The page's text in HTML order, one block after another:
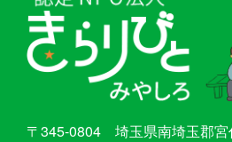
〒345-0804 埼玉県南埼玉郡宮